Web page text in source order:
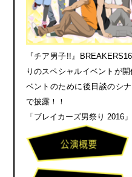
『チア男子!!』
りのスペシャルイベントが
ベントのために後日談のシ
で披露！！
「ブレイカーズ男祭り 2016